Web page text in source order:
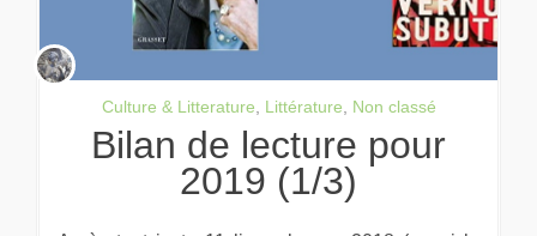
Culture & Litterature Littérature Non classé
Bilan de lecture pour
2019 (1/3)